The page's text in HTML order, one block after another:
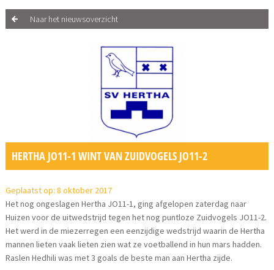
Naar het nieuwsoverzicht
HERTHA JO11-1 WINT VAN ZUIDVOGELS JO11-2
Geplaatst op: 8 oktober 2017
Het nog ongeslagen Hertha JO11-1, ging afgelopen zaterdag naar
Huizen voor de uitwedstrijd tegen het nog puntloze Zuidvogels JO11-2.
Het werd in de miezerregen een eenzijdige wedstrijd waarin de Hertha
mannen lieten vaak lieten zien wat ze voetballend in hun mars hadden.
Raslen Hedhili was met 3 goals de beste man aan Hertha zijde.